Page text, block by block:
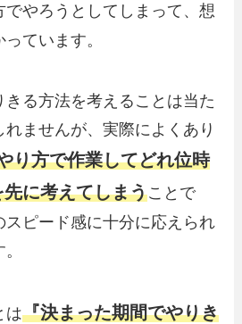
やろうとしてしまって 、想
ています。
る方法を考えることは当た
れませんが、実際によくあり
り方で作業してどれ位時
に考えてしまうことで
スピード感に十分に応えられ
は『決まった期間でやりき